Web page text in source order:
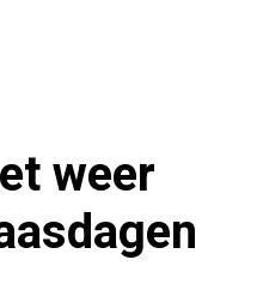
weer